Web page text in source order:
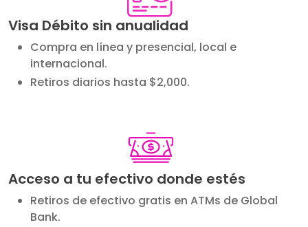
Visa Débito sin anualidad
Compra en línea y presencial, local e
internacional.
Retiros diarios hasta $2,000.
Image
Acceso a tu efectivo donde estés
Retiros de efectivo gratis en ATMs de Global
Bank.